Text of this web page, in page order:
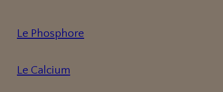
Le Phosphore
Le Calcium